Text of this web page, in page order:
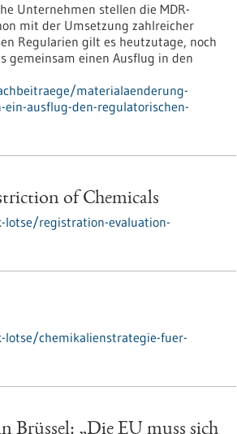
Unternehmen stellen die MDR-
mit der Umsetzung zahlreicher
Regularien gilt es heutzutage, noch
gemeinsam einen Ausflug in den
materialaenderung-
ausflug-den-regulatorischen-
of Chemicals
registration-evaluation-
chemikalienstrategie-fuer-
Brüssel: „Die EU muss sich